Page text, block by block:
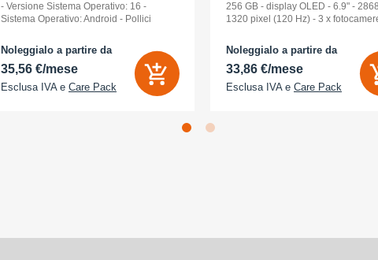
- Versione Sistema Operativo: 16 -
Sistema Operativo: Android - Pollici
AMOLED 2x - Memoria Interna (ROM):
512 GB - Espandibile fino a: 0 GB - Dual
Noleggialo a partire da
35,56 €/mese
Esclusa IVA e Care Pack
256 GB - display OLED - 6.9" -
1320 pixel (120 Hz) - 3 x
camera 18 Megapixel - arancione
cosmico
Noleggialo a partire da
33,86 €/mese
Esclusa IVA e Care Pack